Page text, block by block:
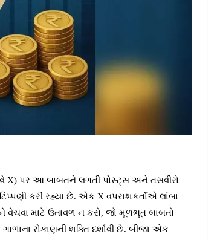
X) પર આ બાબતને લગતી પોસ્ટ્સ અને તસવીરો
કરી રહ્યા છે. એક X વપરાશકર્તાએ લાંબા
વેચવા માટે ઉતાવળ ન કરો, જો મૂળભૂત બાબતો
રોકાણની શક્તિ દર્શાવી છે. બીજા એક